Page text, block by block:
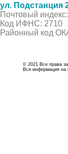
ул. Подстанция
Почтовый индекс:
Код ИФНС: 2710
Районный код
© 2021 Все права
Вся информация на